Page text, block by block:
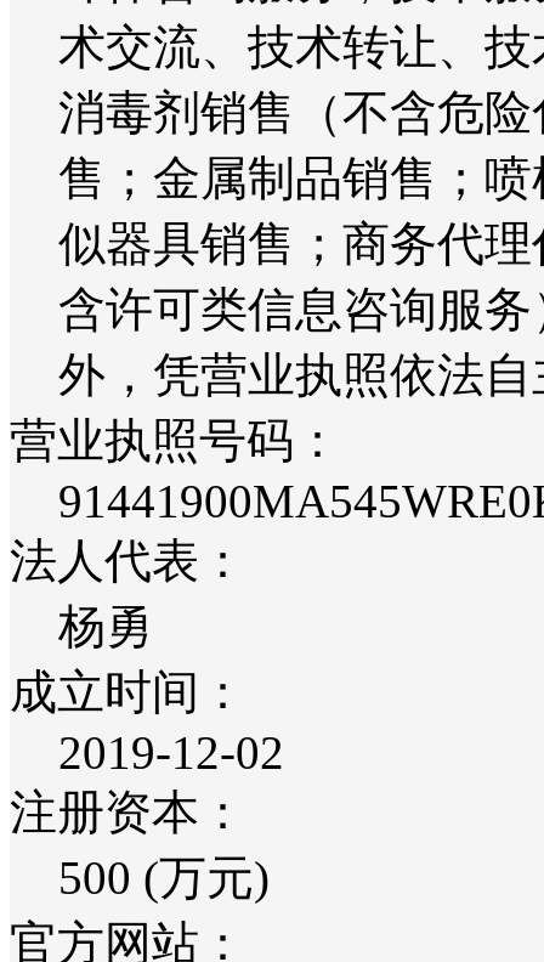
术交流、技术转让、
消毒剂销售（不含危
售；金属制品销售；
似器具销售；商务代
含许可类信息咨询服
外，凭营业执照依法
营业执照号码：
法人代表：
杨勇
成立时间：
2019-12-02
注册资本：
500 (万元)
官方网站：